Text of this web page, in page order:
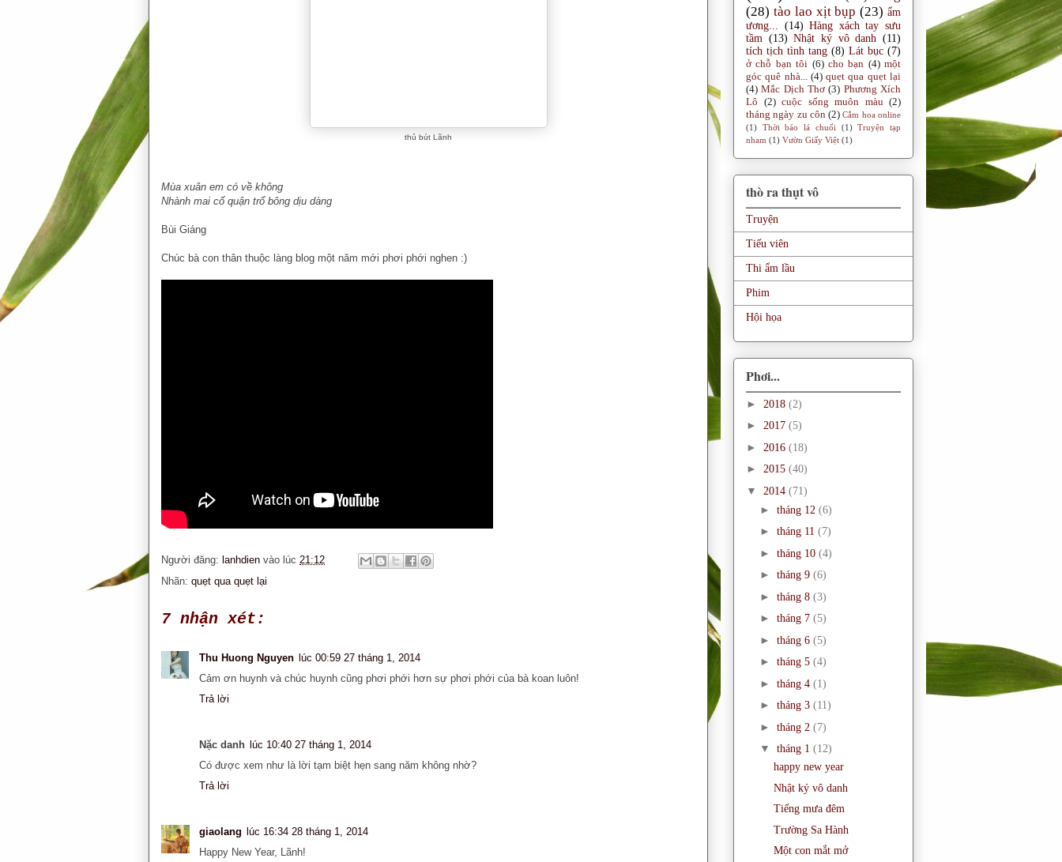
thủ bút Lãnh
Mùa xuân em có về không
Nhành mai cố quận trổ bông dịu dàng
Bùi Giáng
Chúc bà con thân thuộc làng blog một năm mới phơi phới nghen :)
Người đăng: lanhdien vào lúc 21:12
Nhãn: quẹt qua quẹt lại
7 nhận xét:
Thu Huong Nguyen lúc 00:59 27 tháng 1, 2014
Cảm ơn huynh và chúc huynh cũng phơi phới hơn sự phơi phới của bà koan luôn!
Trả lời
Nặc danh lúc 10:40 27 tháng 1, 2014
Có được xem như là lời tạm biệt hẹn sang năm không nhờ?
Trả lời
giaolang
lúc 16:34 28 tháng 1, 2014
Happy New Year, Lãnh!
(28) tào lao xịt bụp (23) ẩm
ương...
(14) Hàng xách tay sưu
tầm (13) Nhật ký vô danh
(11)
tích tịch tình tang (8) Lát bục (7)
ở chỗ bạn tôi (6) cho bạn (4) một
góc quê nhà...
(4) quẹt qua quẹt lại
(4) Mắc Dịch Thơ (3) Phương Xích
Lô
(2) cuộc sống muôn màu (2)
tháng ngày zu côn (2) Cắm hoa online
(1) Thời báo lá chuối (1) Truyện tạp
nham (1) Vườn Giấy Việt (1)
thò ra thụt vô
Truyện
Tiếu viên
Thi ẩm lầu
Phim
Hội họa
Phơi...
► 2018 (2)
► 2017 (5)
► 2016 (18)
► 2015 (40)
▼ 2014 (71)
► tháng 12 (6)
► tháng 11 (7)
► tháng 10 (4)
► tháng 9 (6)
► tháng 8 (3)
► tháng 7 (5)
► tháng 6 (5)
► tháng 5 (4)
► tháng 4 (1)
► tháng 3 (11)
► tháng 2 (7)
▼ tháng 1 (12)
happy new year
Nhật ký vô danh
Tiếng mưa đêm
Trường Sa Hành
Một con mắt mở